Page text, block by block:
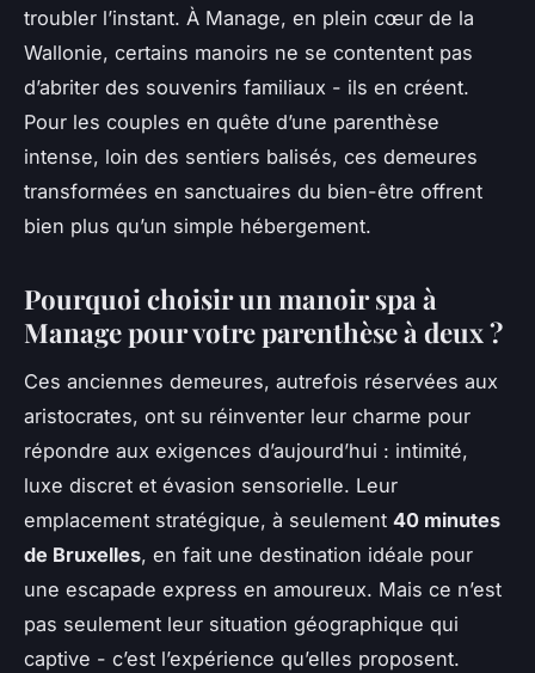
troubler l’instant. À Manage, en plein cœur de la
Wallonie, certains manoirs ne se contentent pas
d’abriter des souvenirs familiaux - ils en créent.
Pour les couples en quête d’une parenthèse
intense, loin des sentiers balisés, ces demeures
transformées en sanctuaires du bien-être offrent
bien plus qu’un simple hébergement.
Pourquoi choisir un manoir spa à
Manage pour votre parenthèse à deux ?
Ces anciennes demeures, autrefois réservées aux
aristocrates, ont su réinventer leur charme pour
répondre aux exigences d’aujourd’hui : intimité,
luxe discret et évasion sensorielle. Leur
emplacement stratégique, à seulement 40 minutes
de Bruxelles, en fait une destination idéale pour
une escapade express en amoureux. Mais ce n’est
pas seulement leur situation géographique qui
captive - c’est l’expérience qu’elles proposent.